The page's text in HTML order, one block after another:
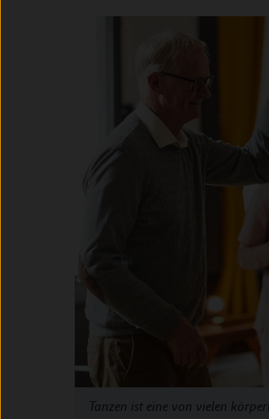
Tanzen ist eine von vielen